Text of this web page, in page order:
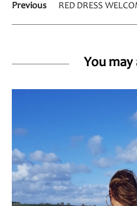
Previous RED DRESS
You may